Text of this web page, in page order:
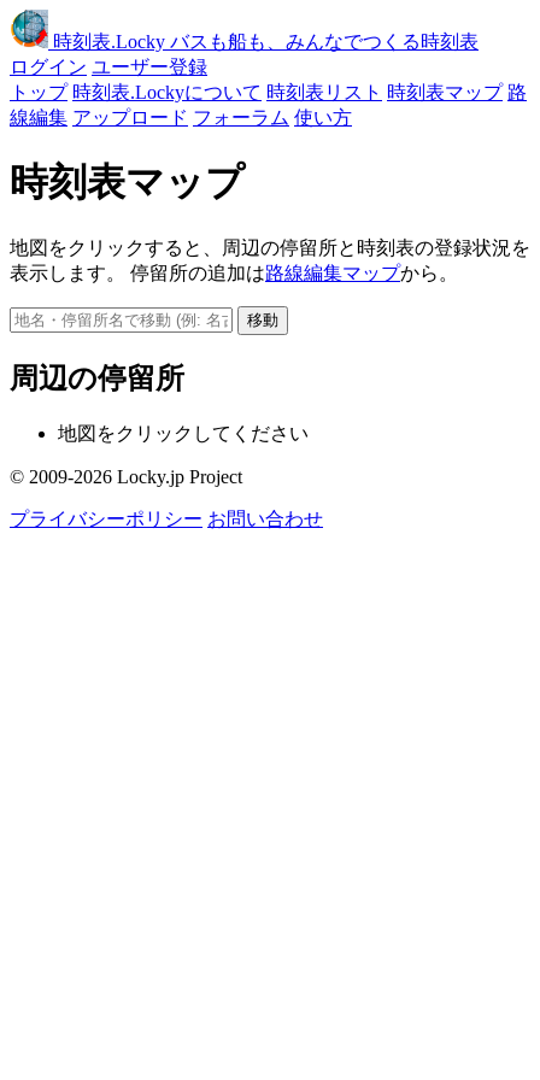
時刻表.Locky バスも船も、みんなでつくる時刻表
ログイン ユーザー登録
トップ 時刻表.Lockyについて 時刻表リスト 時刻表マップ 路
線編集 アップロード フォーラム 使い方
時刻表マップ
地図をクリックすると、周辺の停留所と時刻表の登録状況を
表示します。 停留所の追加は路線編集マップから。
移動
周辺の停留所
地図をクリックしてください
© 2009-2026 Locky.jp Project
プライバシーポリシー お問い合わせ